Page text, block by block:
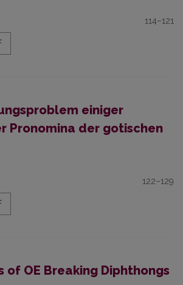
114–121
einiger
Pronomina der gotischen
122–129
of OE Breaking Diphthongs